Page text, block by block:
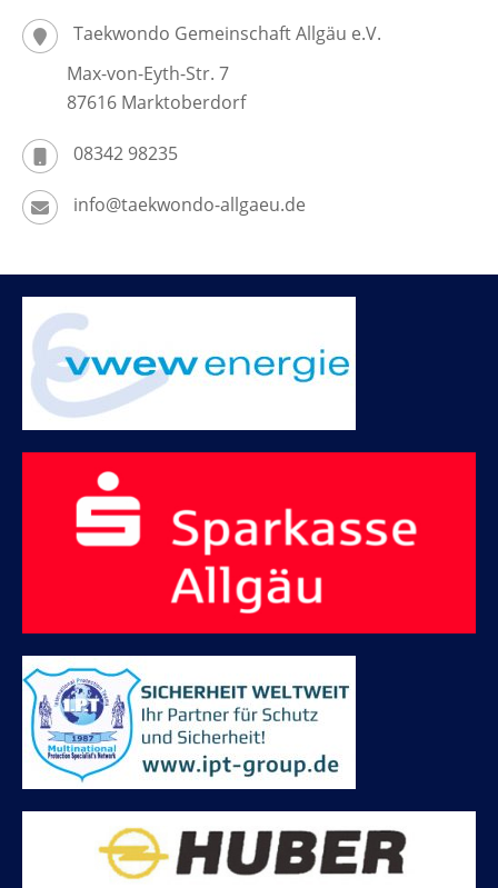
Taekwondo Gemeinschaft Allgäu e.V.
Max-von-Eyth-Str. 7
87616 Marktoberdorf
08342 98235
info@taekwondo-allgaeu.de